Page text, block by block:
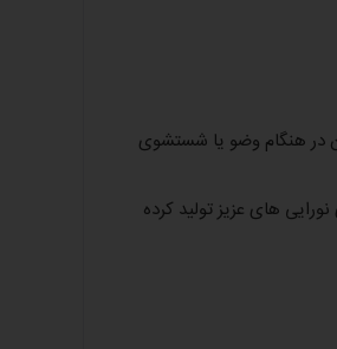
در هنگام وضو یا شستشوی
های عزیز تولید کرده